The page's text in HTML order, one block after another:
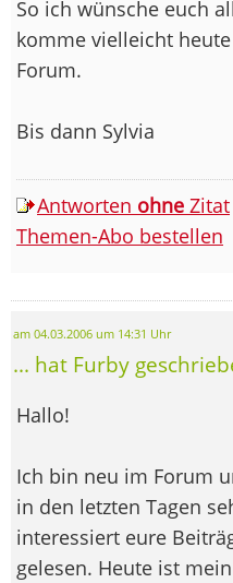
So ich wünsche euch
komme vielleicht
Forum.
Bis dann Sylvia
Antworten ohne Zitat
Themen-Abo bestellen
am 04.03.2006 um 14:31 Uhr
... hat Furby
Hallo!
Ich bin neu im Forum
in den letzten Tagen
interessiert eure
gelesen. Heute ist